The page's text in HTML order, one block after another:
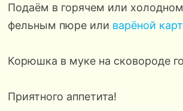
Подаём в горячем или
фельным пюре или варёной
Корюшка в муке на сковороде
Приятного аппетита!